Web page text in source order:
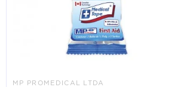
MP PROMEDICAL LTDA